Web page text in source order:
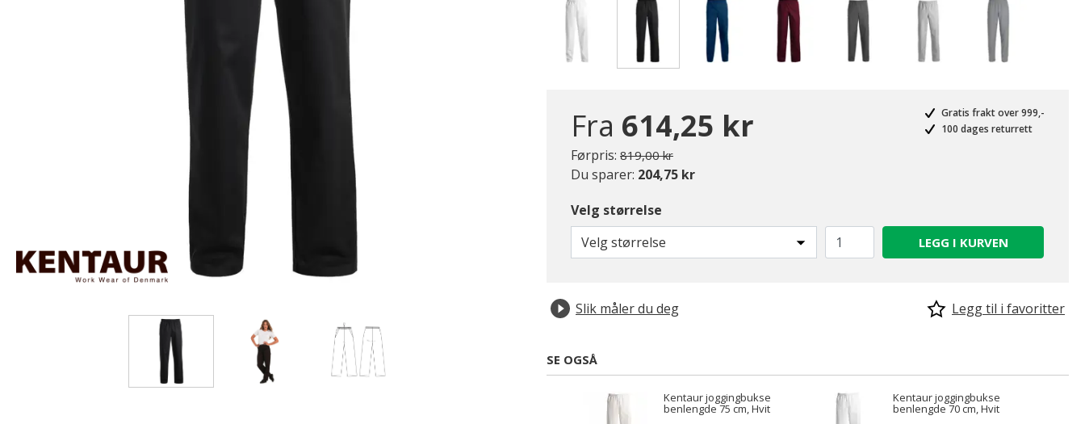
Fra 614,25 kr
Førpris: Pris redusert fra
819,00 krtil
Du sparer: 204,75 kr
Gratis frakt over 999,-
100 dages returrett
Velg størrelse
Velg størrelse
LEGG I KURVEN
Slik måler du deg Legg til i favoritter
SE OGSÅ
Kentaur joggingbukse
benlengde 75 cm, Hvit
Kentaur joggingbukse
benlengde 70 cm, Hvit